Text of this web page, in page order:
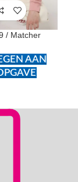
/ Matcher
AAN